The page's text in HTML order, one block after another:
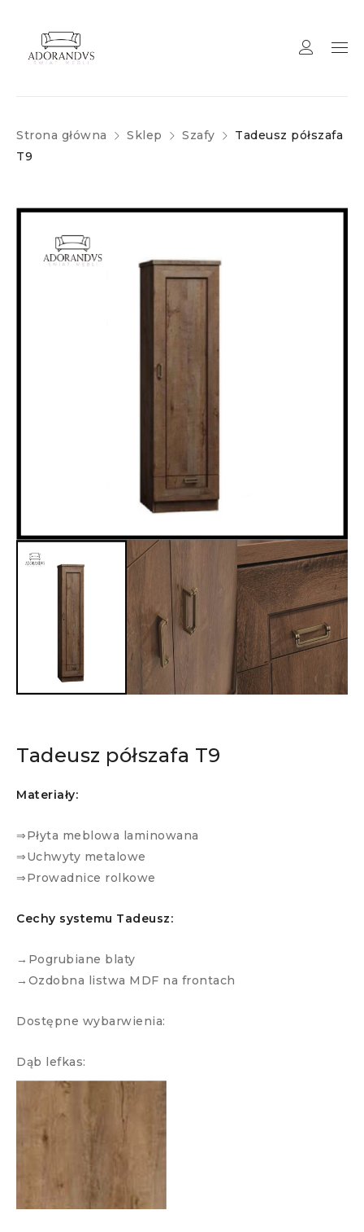
Strona główna Sklep Szafy
Tadeusz półszafa
T9
Tadeusz półszafa T9
Materiały:
⇒Płyta meblowa laminowana
⇒Uchwyty metalowe
⇒Prowadnice rolkowe
Cechy systemu Tadeusz:
→Pogrubiane blaty
→Ozdobna listwa MDF na frontach
Dostępne wybarwienia:
Dąb lefkas: